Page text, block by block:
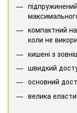
компактний
коли не
кишені з
швидкий
основний
велика